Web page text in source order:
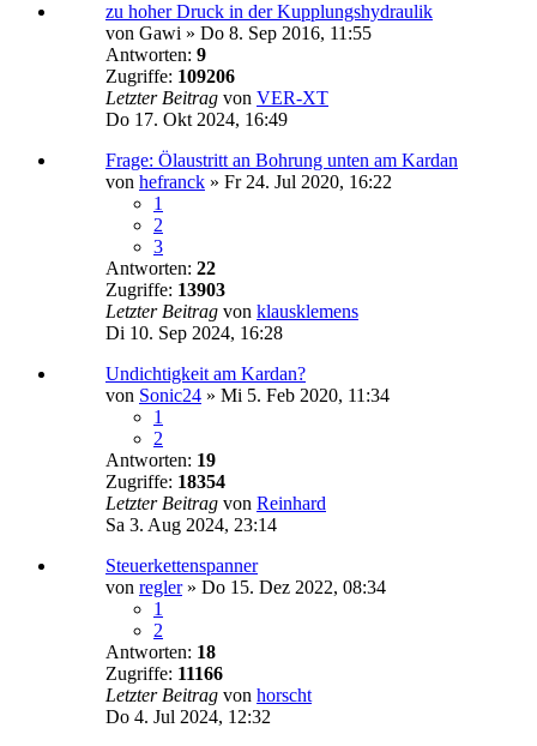
zu hoher Druck in der Kupplungshydraulik
von Gawi » Do 8. Sep 2016, 11:55
Antworten: 9
Zugriffe: 109206
Letzter Beitrag von VER-XT
Do 17. Okt 2024, 16:49
Frage: Ölaustritt an Bohrung unten am Kardan
von hefranck » Fr 24. Jul 2020, 16:22
1
2
3
Antworten: 22
Zugriffe: 13903
Letzter Beitrag von klausklemens
Di 10. Sep 2024, 16:28
Undichtigkeit am Kardan?
von Sonic24 » Mi 5. Feb 2020, 11:34
1
2
Antworten: 19
Zugriffe: 18354
Letzter Beitrag von Reinhard
Sa 3. Aug 2024, 23:14
Steuerkettenspanner
von regler» Do 15. Dez 2022, 08:34
1
2
Antworten: 18
Zugriffe: 11166
Letzter Beitrag von horscht
Do 4. Jul 2024, 12:32